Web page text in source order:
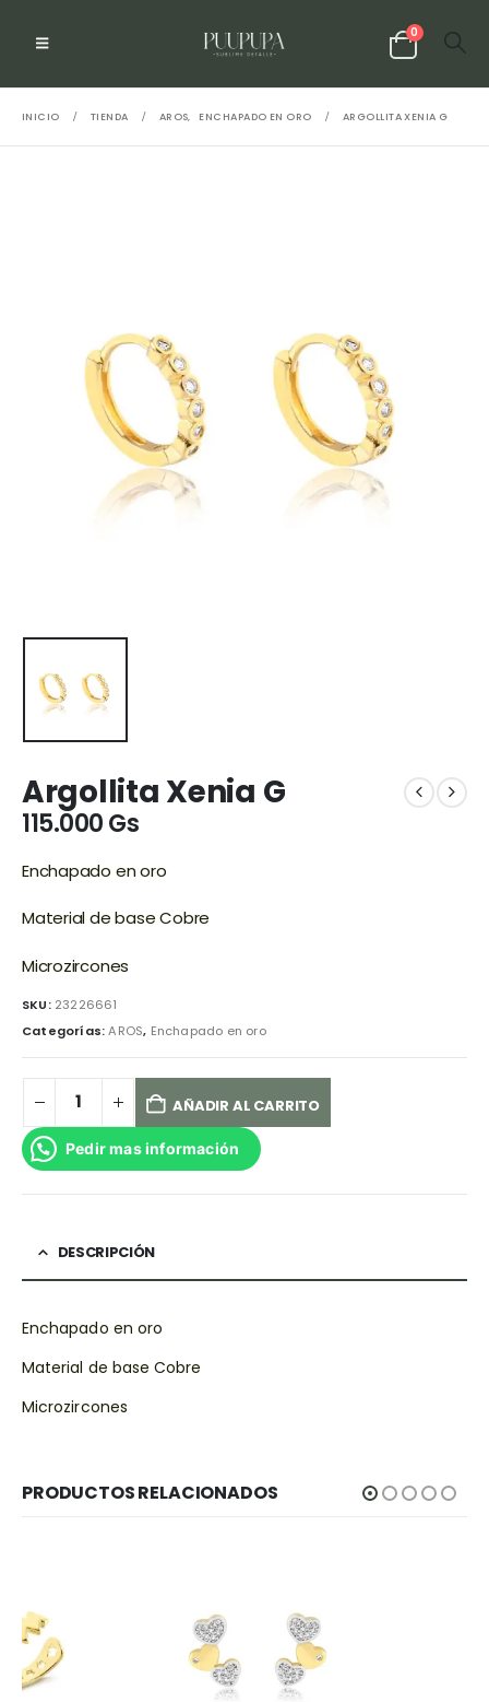
0
INICIO TIENDA AROS, ENCHAPADO EN ORO ARGOLLITA XENIA G
Argollita Xenia G
115.000Gs
Enchapado en oro
Material de base Cobre
Microzircones
SKU: 23226661
Categorías:AROS, Enchapado en oro
AÑADIR AL CARRITO
Pedir mas información
DESCRIPCIÓN
Enchapado en oro
Material de base Cobre
Microzircones
PRODUCTOS RELACIONADOS